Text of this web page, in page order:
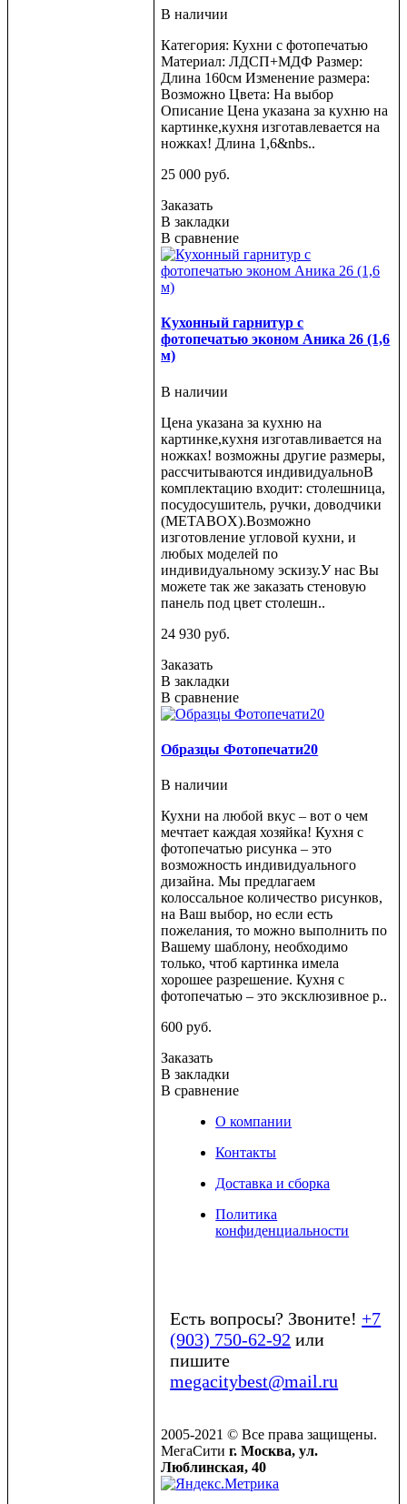
В наличии
Категория: Кухни с фотопечатью
Материал: ЛДСП+МДФ Размер:
Длина 160см Изменение размера:
Возможно Цвета: На выбор
Описание Цена указана за кухню на
картинке,кухня изготавлевается на
ножках! Длина 1,6&nbs..
25 000 руб.
Заказать
В закладки
В сравнение
Кухонный гарнитур с
фотопечатью эконом Аника 26 (1,6
м)
В наличии
Цена указана за кухню на
картинке,кухня изготавливается на
ножках! возможны другие размеры,
рассчитываются индивидуальноВ
комплектацию входит: столешница,
посудосушитель, ручки, доводчики
(METABOX).Возможно
изготовление угловой кухни, и
любых моделей по
индивидуальному эскизу.У нас Вы
можете так же заказать стеновую
панель под цвет столешн..
24 930 руб.
Заказать
В закладки
В сравнение
Образцы Фотопечати20
В наличии
Кухни на любой вкус – вот о чем
мечтает каждая хозяйка! Кухня с
фотопечатью рисунка – это
возможность индивидуального
дизайна. Мы предлагаем
колоссальное количество рисунков,
на Ваш выбор, но если есть
пожелания, то можно выполнить по
Вашему шаблону, необходимо
только, чтоб картинка имела
хорошее разрешение. Кухня с
фотопечатью – это эксклюзивное р..
600 руб.
Заказать
В закладки
В сравнение
О компании
Контакты
Доставка и сборка
Политика
конфиденциальности
Есть вопросы? Звоните! +7
(903) 750-62-92 или
пишите
megacitybest@mail.ru
2005-2021 © Все права защищены.
МегаСитиг. Москва, ул.
Люблинская, 40